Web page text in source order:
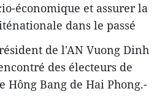
économique et assurer la
dans le passé
de l'AN Vuong Dinh
des électeurs de
Hông Bang de Hai Phong.-